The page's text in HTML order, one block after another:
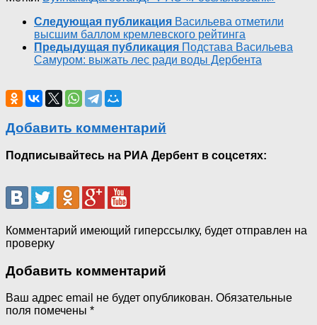
Следующая публикация Васильева отметили
высшим баллом кремлевского рейтинга
Предыдущая публикация Подстава Васильева
Самуром: выжать лес ради воды Дербента
Добавить комментарий
Подписывайтесь на РИА Дербент в соцсетях:
Комментарий имеющий гиперссылку, будет отправлен на
проверку
Добавить комментарий
Ваш адрес email не будет опубликован. Обязательные
поля помечены *